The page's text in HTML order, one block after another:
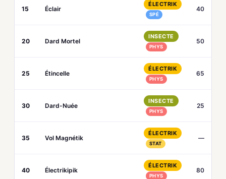
15 Éclair
ÉLECTRIK
SPÉ
40
20 Dard Mortel
INSECTE
PHYS
50
25 Étincelle
ÉLECTRIK
PHYS
65
30 Dard-Nuée
INSECTE
PHYS
25
35 Vol Magnétik
ÉLECTRIK
STAT
—
40 Électrikipik
ÉLECTRIK
PHYS
80